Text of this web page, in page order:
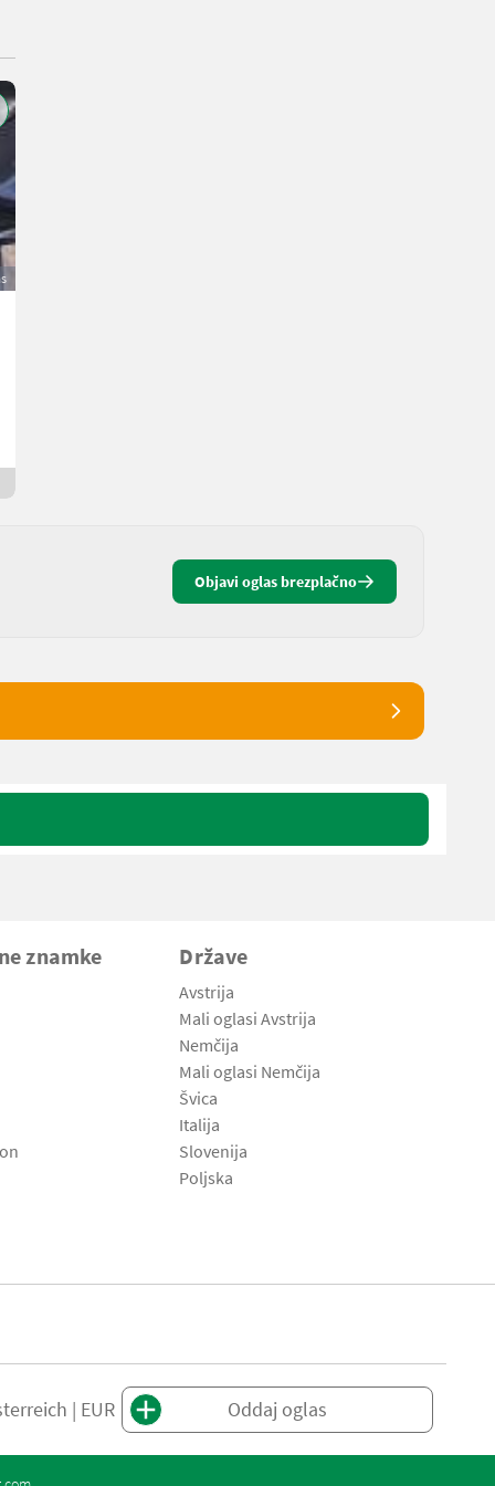
Objavi oglas brezplačno
znamke Države
Avstrija
Mali oglasi Avstrija
Nemčija
Mali oglasi Nemčija
Švica
Italija
Slovenija
Poljska
| EUR Oddaj oglas